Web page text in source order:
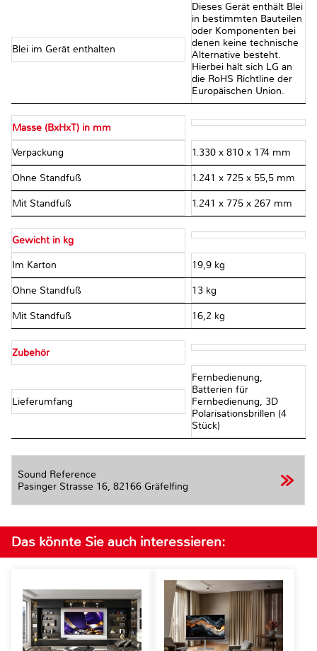
Blei im Gerät enthalten
Dieses Gerät enthält Blei
in bestimmten Bauteilen
oder Komponenten bei
denen keine technische
Alternative besteht.
Hierbei hält sich LG an
die RoHS Richtline der
Europäischen Union.
Masse (BxHxT) in mm
Verpackung 1.330 x 810 x 174 mm
Ohne Standfuß 1.241 x 725 x 55,5 mm
Mit Standfuß 1.241 x 775 x 267 mm
Gewicht in kg
Im Karton 19,9 kg
Ohne Standfuß 13 kg
Mit Standfuß 16,2 kg
Zubehör
Lieferumfang
Fernbedienung,
Batterien für
Fernbedienung, 3D
Polarisationsbrillen (4
Stück)
Sound Reference
Pasinger Strasse 16, 82166 Gräfelfing
Das könnte Sie auch interessieren: